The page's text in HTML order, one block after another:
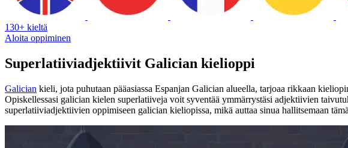
130+ kieltä
Aloita oppiminen
Superlatiiviadjektiivit Galician kielioppi
Galician kieli, jota puhutaan pääasiassa Espanjan Galician alueella, tarjoaa rikkaan
Opiskellessasi galician kielen superlatiiveja voit syventää ymmärrystäsi adjektiivien
superlatiiviadjektiivien oppimiseen galician kieliopissa, mikä auttaa sinua hallitsemaan